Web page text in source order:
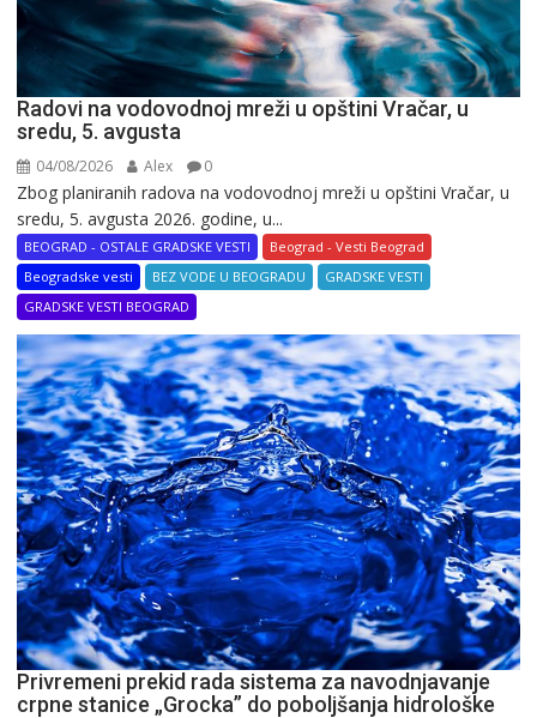
Radovi na vodovodnoj mreži u opštini Vračar, u
sredu, 5. avgusta
04/08/2026 Alex 0
Zbog planiranih radova na vodovodnoj mreži u opštini Vračar, u
sredu, 5. avgusta 2026. godine, u...
BEOGRAD - OSTALE GRADSKE VESTI
Beograd - Vesti Beograd
Beogradske vesti
BEZ VODE U BEOGRADU
GRADSKE VESTI
GRADSKE VESTI BEOGRAD
Privremeni prekid rada sistema za navodnjavanje
crpne stanice „Grocka” do poboljšanja hidrološke